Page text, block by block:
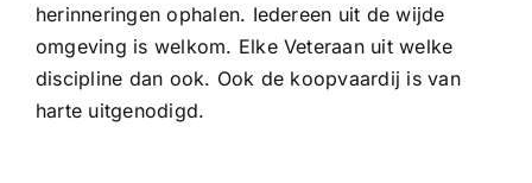
herinneringen ophalen. Iedereen uit de wijde
omgeving is welkom. Elke Veteraan uit welke
discipline dan ook. Ook de koopvaardij is van
harte uitgenodigd.